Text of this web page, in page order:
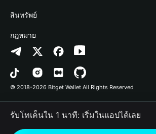
ศูนย์ช่วยเหลือ
ติดต่อเรา
ทรัพยากรข้อมูลของแบรนด์
อาชีพ
Crypto Swap API
Altcoin Season Index
Prediction Markets
DApp
RWA
Bitget Wallet Pay
ลิสต์โปรเจกต์
เทคโนโลยีความปลอดภัย
ซื้อคริปโต
การตรวจจับการอนุญาต
การตรวจจับสัญญา
การโอนเป็นชุด
สินทรัพย์
Arbitrum
Avalanche
Bitcoin
Polygon
กฎหมาย
นโยบายความเป็นส่วนตัว
ข้อตกลงในการใช้บริการ
© 2018-2026 Bitget Wallet All Rights Reserved
รับโทเค็นใน 1 นาที: เริ่มในแอปได้เลย